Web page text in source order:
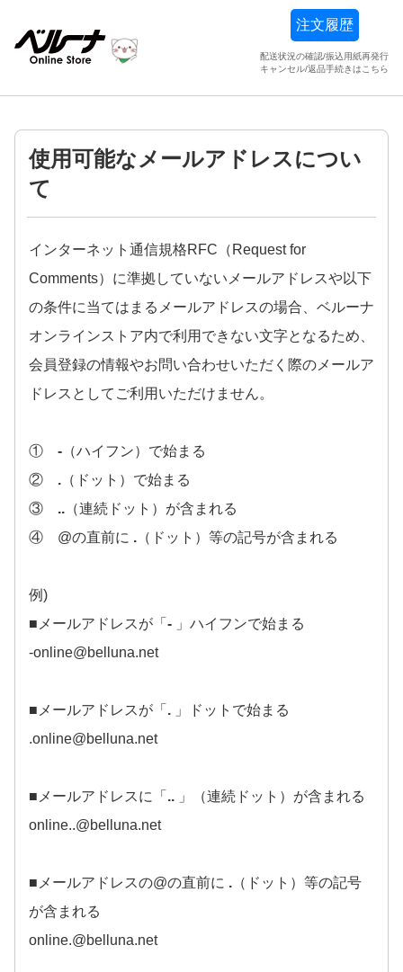
注文履歴
配送状況の確認/振込用紙再発行
キャンセル/返品手続きはこちら
使用可能なメールアドレスについ
て
インターネット通信規格RFC（Request for
Comments）に準拠していないメールアドレスや以下
の条件に当てはまるメールアドレスの場合、ベルーナ
オンラインストア内で利用できない文字となるため、
会員登録の情報やお問い合わせいただく際のメールア
ドレスとしてご利用いただけません。
① - （ハイフン）で始まる
② . （ドット）で始まる
③ .. （連続ドット）が含まれる
④ @の直前に . （ドット）等の記号が含まれる
例)
■メールアドレスが「 - 」ハイフンで始まる
-online@belluna.net
■メールアドレスが「 . 」ドットで始まる
.online@belluna.net
■メールアドレスに「 .. 」（連続ドット）が含まれる
online..@belluna.net
■メールアドレスの@の直前に . （ドット）等の記号
が含まれる
online.@belluna.net